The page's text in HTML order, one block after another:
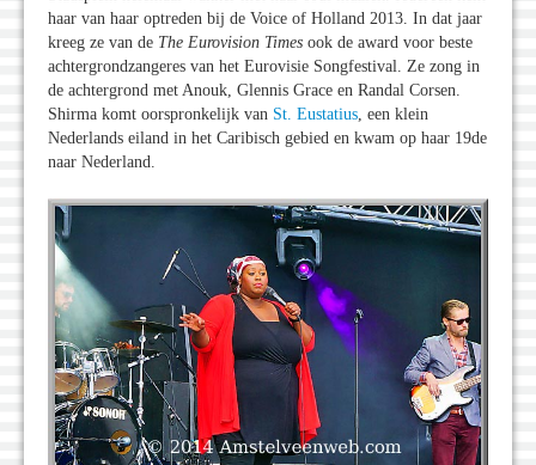
haar van haar optreden bij de Voice of Holland 2013. In dat jaar
kreeg ze van de The Eurovision Times ook de award voor beste
achtergrondzangeres van het Eurovisie Songfestival. Ze zong in
de achtergrond met Anouk, Glennis Grace en Randal Corsen.
Shirma komt oorspronkelijk van St. Eustatius , een klein
Nederlands eiland in het Caribisch gebied en kwam op haar 19de
naar Nederland.